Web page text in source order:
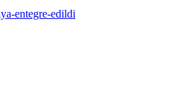
entegre-edildi